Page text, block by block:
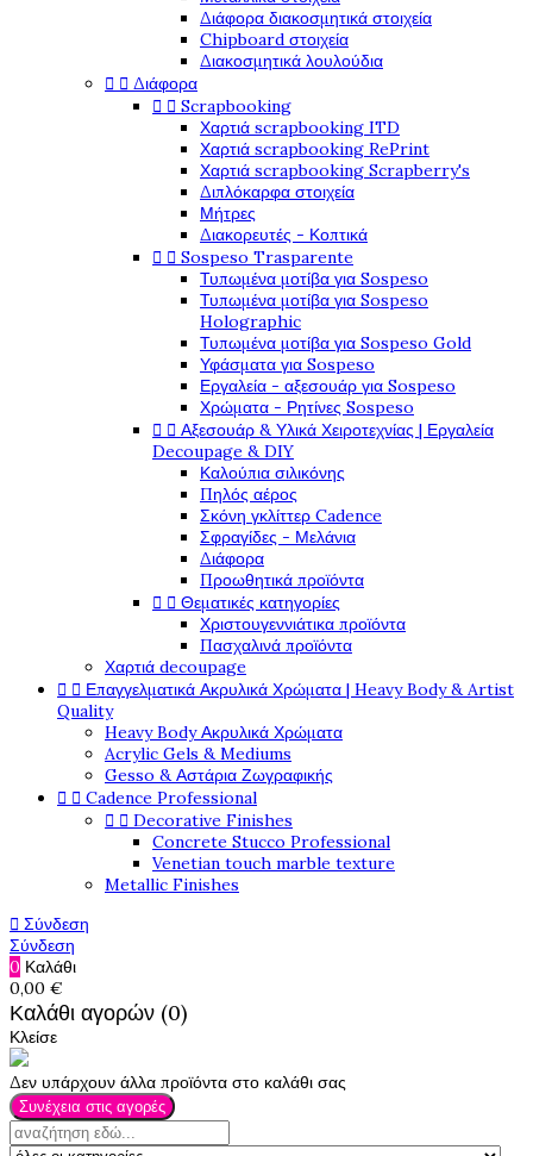
Διάφορα διακοσμητικά στοιχεία
Chipboard στοιχεία
Διακοσμητικά λουλούδια
  Διάφορα
  Scrapbooking
Χαρτιά scrapbooking ITD
Χαρτιά scrapbooking RePrint
Χαρτιά scrapbooking Scrapberry's
Διπλόκαρφα στοιχεία
Μήτρες
Διακορευτές - Κοπτικά
  Sospeso Trasparente
Τυπωμένα μοτίβα για Sospeso
Τυπωμένα μοτίβα για Sospeso
Holographic
Τυπωμένα μοτίβα για Sospeso Gold
Υφάσματα για Sospeso
Εργαλεία - αξεσουάρ για Sospeso
Χρώματα - Ρητίνες Sospeso
  Αξεσουάρ & Υλικά Χειροτεχνίας | Εργαλεία
Decoupage & DIY
Καλούπια σιλικόνης
Πηλός αέρος
Σκόνη γκλίττερ Cadence
Σφραγίδες - Μελάνια
Διάφορα
Προωθητικά προϊόντα
  Θεματικές κατηγορίες
Χριστουγεννιάτικα προϊόντα
Πασχαλινά προϊόντα
Χαρτιά decoupage
  Επαγγελματικά Ακρυλικά Χρώματα | Heavy Body & Artist
Quality
Heavy Body Ακρυλικά Χρώματα
Acrylic Gels & Mediums
Gesso & Αστάρια Ζωγραφικής
  Cadence Professional
  Decorative Finishes
Concrete Stucco Professional
Venetian touch marble texture
Metallic Finishes
 Σύνδεση
Σύνδεση
0 Καλάθι
0,00 €
Καλάθι αγορών (0)
Κλείσε
Δεν υπάρχουν άλλα προϊόντα στο καλάθι σας
Συνέχεια στις αγορές